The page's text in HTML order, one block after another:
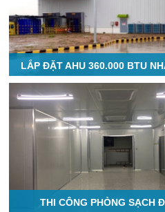
LẮP ĐẶT AHU 360.000 BTU
THI CÔNG PHÒNG SẠCH